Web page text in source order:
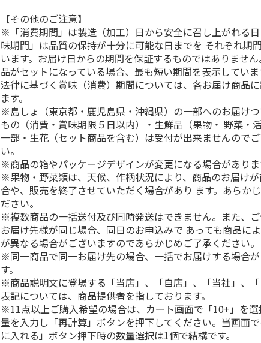
【その他のご注意】
※「消費期間」は製造（加工）日から安全に召し上がれる
味期間」は品質の保持が十分に可能な日までを それぞれ期
います。お届け日からの期間を保証するものではありませ
品がセットになっている場合、最も短い期間を表示していま
法律に基づく賞味（消費）期間については、各お届け商品
ます。
※島しょ（東京都・鹿児島県・沖縄県）の一部へのお届け
もの（消費・賞味期限５日以内）・生鮮品（果物・ 野菜・
一部・生花（セット商品を含む）は受付が出来ませんので
い。
※商品の箱やパッケージデザインが変更になる場合がありま
※果物・野菜類は、天候、作柄状況により、商品のお届け
合や、販売を終了させていただく場合があり ます。あらか
ださい。
※複数商品の一括送付及び同時発送はできません。また、
お届け先様が同じ場合、同日のお申込みで あっても商品に
が異なる場合がございますのであらかじめご了承ください。
※同一商品で同一お届け先の場合、一括でお届けする場合
す。
※商品説明文に登場する「当店」、「自店」、「当社」、
表記については、商品提供者を指しております。
※11点以上ご購入希望の場合は、カート画面で「10+」を
量を入力し「再計算」ボタンを押下してください。当画面
に入れる」ボタン押下時の数量選択は1個で結構です。